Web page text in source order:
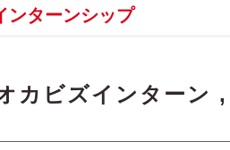
ンターンシップ
カビズインターン ,